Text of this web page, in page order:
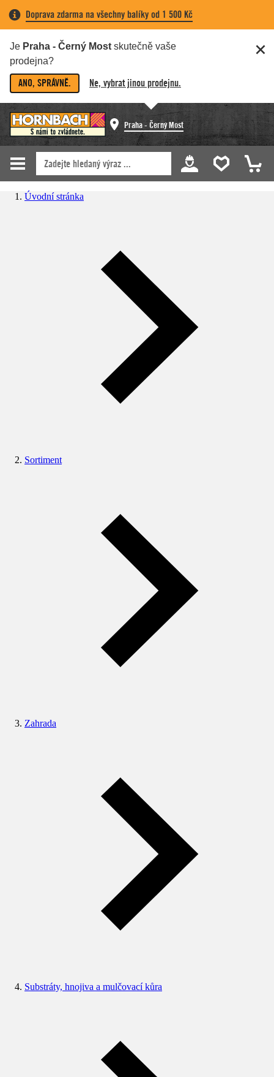
Doprava zdarma na všechny balíky od 1 500 Kč
Je Praha - Černý Most skutečně vaše
prodejna?
ANO, SPRÁVNĚ. Ne, vybrat jinou prodejnu.
Praha - Černý Most
Úvodní stránka
Sortiment
Zahrada
Substráty, hnojiva a mulčovací kůra